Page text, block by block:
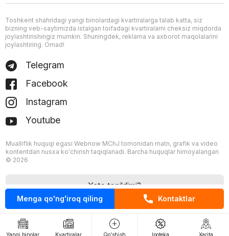
Menga qo'ng'iroq qiling Kontaktlar
Yangi binolar Kvartiralar Qo'shish Ipoteka Xarita
Toshkent shahridagi yangi binolardagi kvartiralarga talab katta, siz
bizning veb-saytimizda istalgan toifadagi kvartiralarni cheksiz miqdorda
joylashtirishingiz mumkin. Shuningdek, reklama va axborot maqolalarini
joylashtiring. Omad!
Telegram
Facebook
Instagram
Youtube
Mualliflik huquqi egasi Webnow MChJ tomonidan matn, grafik va video
kontentdan nusxa ko'chirish taqiqlanadi. Barcha huquqlar himoyalangan
© 2026
Xato topildimi?